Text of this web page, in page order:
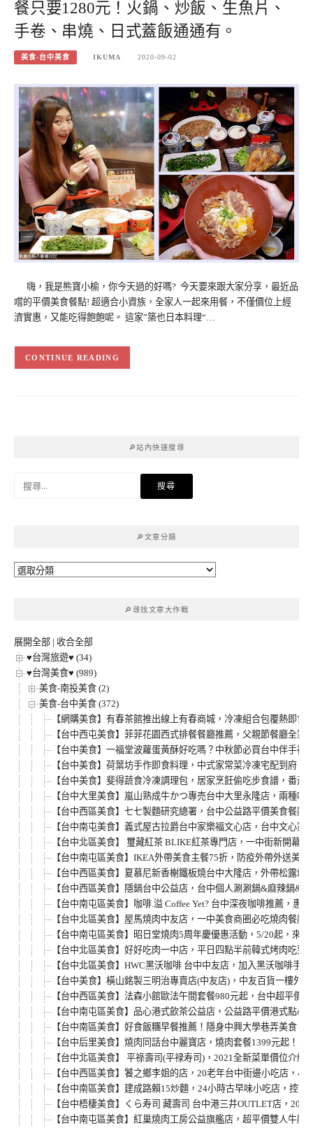
餐只要1280元！火鍋、炒飯、生魚片、
手卷、串燒、日式蓋飯通通有。
美食-台中美食 IKUMA 2020-09-02
嗨，我是熊寶小榆，你今天過的好嗎? 今天要來跟大家分享，最近品
嚐的平價美食餐點! 超適合小資族，全家人一起來用餐，不僅價位上經
濟實惠，又能吃得飽飽呢。 這家”築也日本料理“…
CONTINUE READING
🔎站內快速搜尋
🔎文章分類
🔎
🔎尋找文章大作戰
展開全部 | 收合全部
♥台灣旅遊♥ (34)
♥台灣美食♥ (989)
美食-南投美食 (2)
美食-台中美食 (372)
【網購美食】有春茶館推出線上有春商城，冷凍組合包覆熱即
【台中西屯美食】菲菲花園西式排餐餐廳推薦，父親節餐廳全
【台中美食】一福堂波蘿蛋黃酥好吃嗎？中秋節必買台中伴手禮
【台中美食】荷葉坊手作即食料理，中式家常菜冷凍宅配到府
【台中美食】斐得蔬食冷凍調理包，居家烹飪偷吃步食譜，番
【台中大里美食】嵐山熟成牛かつ專売台中大里永隆店，兩種
【台中西區美食】七七製麵研究總署，台中公益路平價美食餐
【台中南屯美食】義式屋古拉爵台中家樂福文心店，台中文心
【台中北區美食】 璽藏紅茶 BLIKE紅茶專門店，一中街新開幕
【台中南屯區美食】IKEA外帶美食主餐75折，防疫外帶外送美
【台中西區美食】夏慕尼新香榭鐵板燒台中大隆店，外帶松露
【台中西區美食】隱鍋台中公益店，台中個人涮涮鍋&麻辣鍋&
【台中南屯區美食】咖啡.溢 Coffee Yet? 台中深夜咖啡推薦，
【台中北區美食】屋馬燒肉中友店，一中美食商圈必吃燒肉餐
【台中南屯區美食】昭日堂燒肉5周年慶優惠活動，5/20起，來
【台中北區美食】好好吃肉一中店，平日四點半前韓式烤肉吃
【台中北區美食】HWC黑沃咖啡 台中中友店，加入黑沃咖啡手
【台中美食】橫山銘製三明治專賣店(中友店)，中友百貨一樓
【台中西區美食】法森小館歐法午間套餐980元起，台中超平
【台中南屯區美食】品心港式飲茶公益店，公益路平價港式點
【台中南區美食】好食飯糰早餐推薦！隱身中興大學巷弄美食
【台中后里美食】燒肉同話台中麗寶店，燒肉套餐1399元起！
【台中北區美食】 平祿壽司(平禄寿司)，2021全新菜單價位介
【台中西區美食】饕之鄉李姐的店，20老年台中街邊小吃店，
【台中南區美食】建成路賴15炒麵，24小時古早味小吃店，控
【台中梧棲美食】くら寿司 藏壽司 台中港三井OUTLET店，
【台中南屯區美食】紅巢燒肉工房公益旗艦店，超平價雙人牛